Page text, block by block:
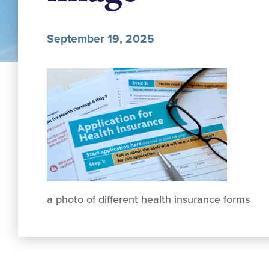
September 19, 2025
a photo of different health insurance forms